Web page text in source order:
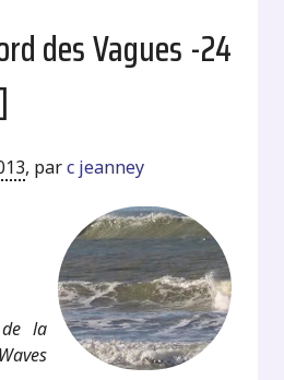
des Vagues -24
, parc jeanney
la